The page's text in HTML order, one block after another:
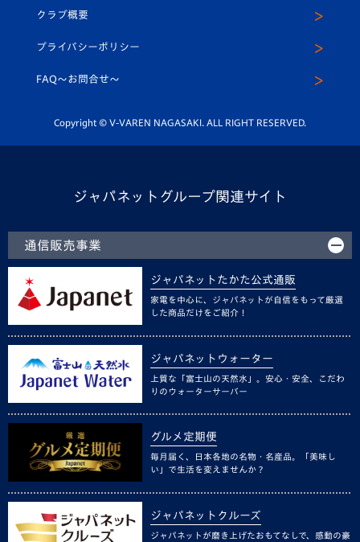
平和祈念活動
ホームタウン活動
スクール
ヴィヴィくんインスタグラム
公式LINE＠
クラブ概要
プライバシーポリシー
FAQ〜お問合せ〜
Copyright © V-VAREN NAGASAKI. ALL RIGHT RESERVED.
ジャパネットグループ関連サイト
通信販売事業
ジャパネットたかた公式通販
家電を中心に、ジャパネットが自信をもって厳選
した商品だけをご紹介！
ジャパネットウォーター
上質な「富士山の天然水」。安心・安全、こだわ
りのウォーターサーバー
グルメ定期便
毎月届く、日本各地の名物・名産品。「美味し
い」で生活を変えませんか？
ジャパネットクルーズ
ジャパネットが磨き上げたおもてなしで、感動の豪